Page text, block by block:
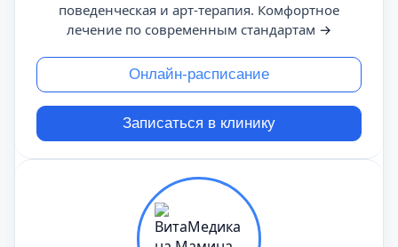
поведенческая и арт-терапия. Комфортное
лечение по современным стандартам →
Онлайн-расписание
Записаться в клинику